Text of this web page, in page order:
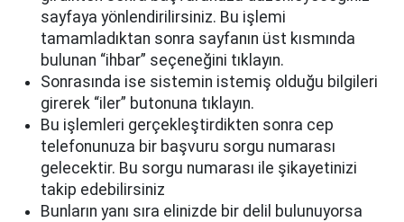
sayfaya yönlendirilirsiniz. Bu işlemi
tamamladıktan sonra sayfanın üst kısmında
bulunan “ihbar” seçeneğini tıklayın.
Sonrasında ise sistemin istemiş olduğu bilgileri
girerek “iler” butonuna tıklayın.
Bu işlemleri gerçekleştirdikten sonra cep
telefonunuza bir başvuru sorgu numarası
gelecektir. Bu sorgu numarası ile şikayetinizi
takip edebilirsiniz
Bunların yanı sıra elinizde bir delil bulunuyorsa